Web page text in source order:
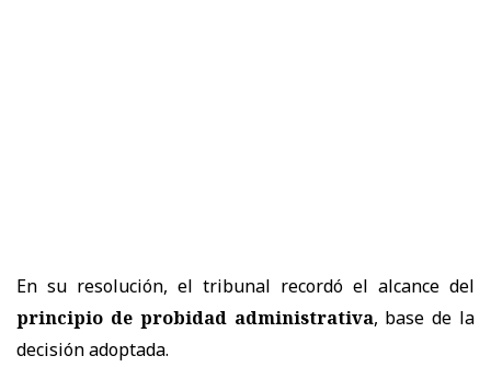
En su resolución, el tribunal recordó el alcance del
principio de probidad administrativa, base de la
decisión adoptada.